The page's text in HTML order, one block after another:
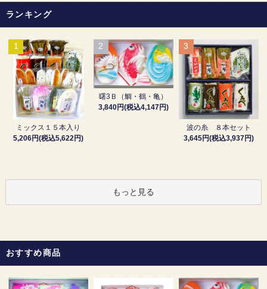
ランキング
1
ミックス１５本入り
5,206円(税込5,622円)
2
曙3Ｂ（鯛・鶴・亀）
3,840円(税込4,147円)
3
波の糸 ８本セット
3,645円(税込3,937円)
もっと見る
おすすめ商品